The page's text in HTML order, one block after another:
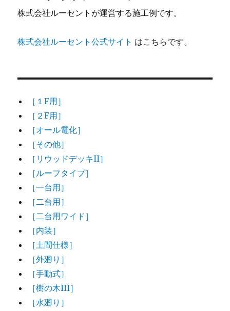
株式会社ルーセントが運営する施工例です。
株式会社ルーセント公式サイト はこちらです。
［１F用］
［２F用］
［オール電化］
［その他］
［リウッドデッキII］
［ルーフタイプ］
［一台用］
［二台用］
［二台用ワイド］
［内装］
［土間仕様］
［外廻り］
［手動式］
［樹の木III］
［水廻り］